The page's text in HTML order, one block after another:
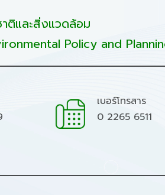
ติและสิ่งแวดล้อม
Policy and
เบอร์โทรสาร
0 2265 6511